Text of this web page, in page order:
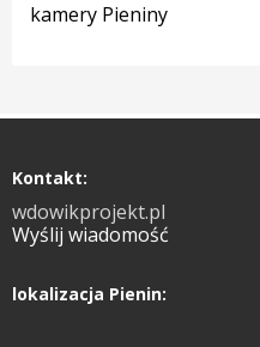
kamery Pieniny
Kontakt:
wdowikprojekt.pl
Wyślij wiadomość
lokalizacja Pienin: